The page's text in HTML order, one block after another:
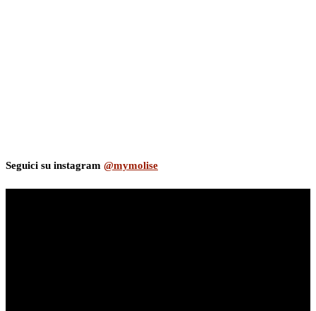
Seguici su instagram @mymolise